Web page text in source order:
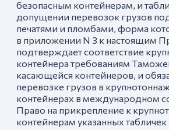
безопасным контейнерам, и
допущении перевозок грузов
печатями и пломбами, форма
в приложении N 3 к настоящим
подтверждает соответствие
контейнера требованиям
касающейся контейнеров, и
перевозке грузов в
контейнерах в международном
Право на прикрепление к
контейнерам указанных